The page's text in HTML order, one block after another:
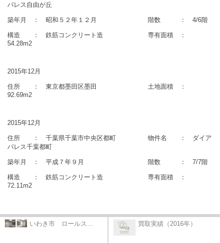
パレス自由が丘
築年月 ： 昭和５２年１２月 階数 ： 4/6階
構造 ： 鉄筋コンクリート造 専有面積 ：
54.28m2
2015年12月
住所 ： 東京都墨田区墨田 土地面積 ：
92.69m2
2015年12月
住所 ： 千葉県千葉市中央区都町 物件名 ： ダイア
パレス千葉都町
築年月 ： 平成７年９月 階数 ： 7/7階
構造 ： 鉄筋コンクリート造 専有面積 ：
72.11m2
いわき市 ロールス... 買取実績（2016年）